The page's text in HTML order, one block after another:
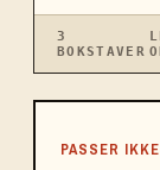
3
BOKSTAVER
PASSER